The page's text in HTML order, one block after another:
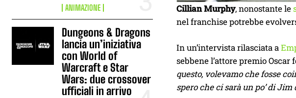
ANIMAZIONE
Dungeons & Dragons
lancia un’iniziativa
con World of
Warcraft e Star
Wars: due crossover
ufficiali in arrivo
Cillian Murphy, nonostante le
nel franchise potrebbe
In un’intervista rilasciata a
sebbene l’attore premio
questo, volevamo che fosse
spero che ci sarà un po’ di